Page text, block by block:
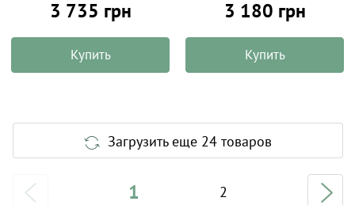
3 735 грн
Купить
3 180 грн
Купить
Загрузить еще 24 товаров
1 2